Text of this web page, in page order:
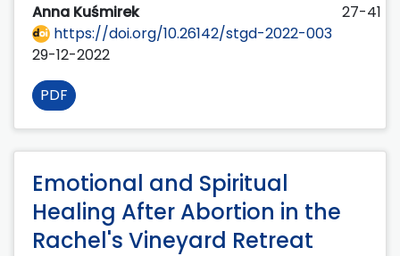
Anna Kuśmirek
27-41
https://doi.org/10.26142/stgd-2022-003
29-12-2022
PDF
Emotional and Spiritual
Healing After Abortion in the
Rachel's Vineyard Retreat